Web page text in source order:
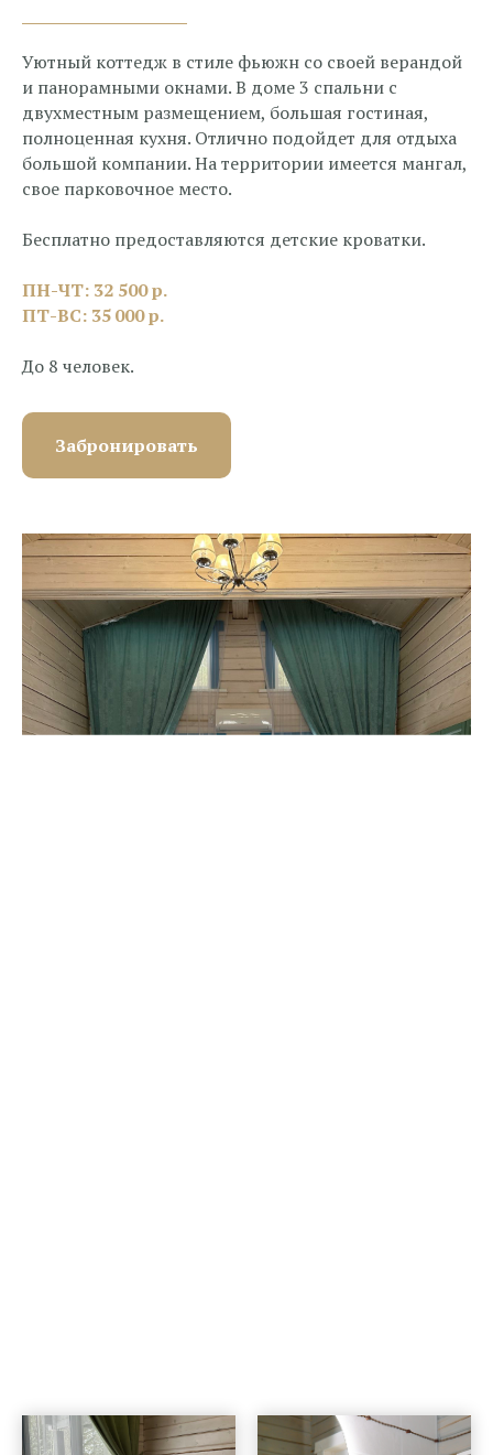
Уютный коттедж в стиле фьюжн со своей верандой
и панорамными окнами. В доме 3 спальни с
двухместным размещением, большая гостиная,
полноценная кухня. Отлично подойдет для отдыха
большой компании. На территории имеется мангал,
свое парковочное место.
Бесплатно предоставляются детские кроватки.
ПН-ЧТ: 32 500 р.
ПТ-ВС: 35 000 р.
До 8 человек.
Забронировать